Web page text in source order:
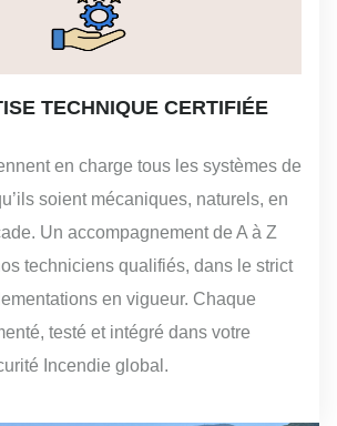
TECHNIQUE CERTIFIÉE
en charge tous les systèmes de
soient mécaniques, naturels, en
Un accompagnement de A à Z
techniciens qualifiés, dans le strict
en vigueur. Chaque
testé et intégré dans votre
Incendie global.